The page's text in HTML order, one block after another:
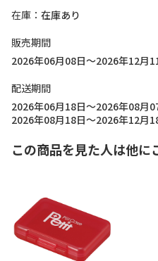
在庫
在庫あり
販売期間
2026年06月08日～2026年12月
配送期間
2026年06月18日～2026年08月
2026年08月18日～2026年12月
この商品を見た人は他に